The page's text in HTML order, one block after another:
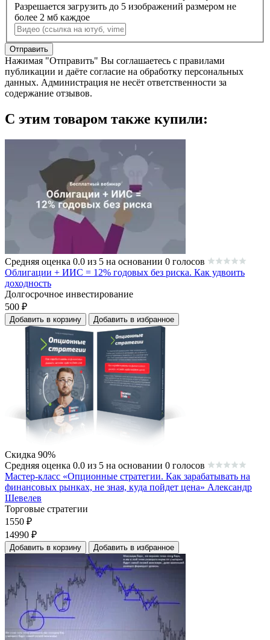
Разрешается загрузить до 5 изображений размером не
более 2 мб каждое
Отправить
Нажимая "Отправить" Вы соглашаетесь с правилами
публикации и даёте согласие на обработку персональных
данных. Администрация не несёт ответственности за
содержание отзывов.
С этим товаром также купили:
Средняя оценка 0.0 из 5 на основании 0 голосов
Облигации + ИИС = 12% годовых без риска. Как удвоить
доходность
Долгосрочное инвестирование
500 ₽
Добавить в корзину Добавить в избранное
Скидка 90%
Средняя оценка 0.0 из 5 на основании 0 голосов
Мастер-класс «Опционные стратегии. Как зарабатывать на
финансовых рынках, не зная, куда пойдет цена» Александр
Шевелев
Торговые стратегии
1550 ₽
14990 ₽
Добавить в корзину Добавить в избранное